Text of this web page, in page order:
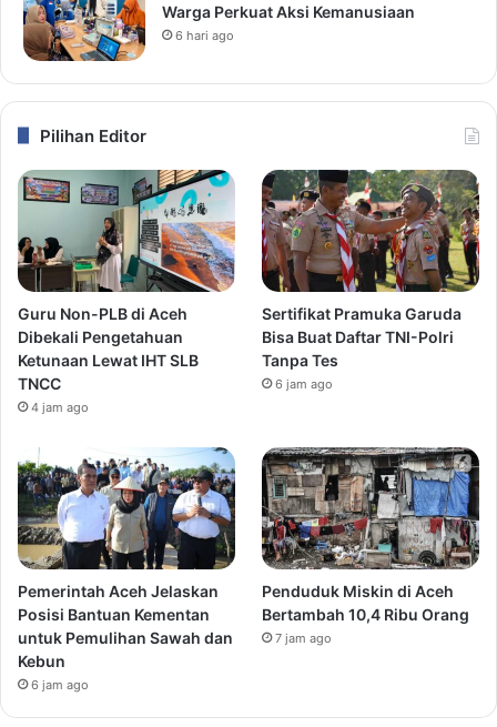
Warga Perkuat Aksi Kemanusiaan
6 hari ago
Pilihan Editor
Guru Non-PLB di Aceh
Dibekali Pengetahuan
Ketunaan Lewat IHT SLB
TNCC
4 jam ago
Sertifikat Pramuka Garuda
Bisa Buat Daftar TNI-Polri
Tanpa Tes
6 jam ago
Pemerintah Aceh Jelaskan
Posisi Bantuan Kementan
untuk Pemulihan Sawah dan
Kebun
6 jam ago
Penduduk Miskin di Aceh
Bertambah 10,4 Ribu Orang
7 jam ago